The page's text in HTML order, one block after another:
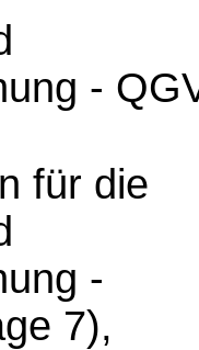
-
für die
-
7),